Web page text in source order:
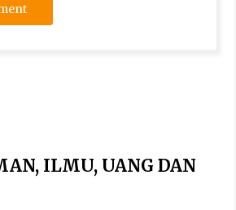
ILMU, UANG DAN